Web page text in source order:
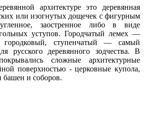
архитектуре это деревянная
или изогнутых дощечек с фигурным
заостренное либо в виде
уступов. Городчатый лемех —
ступенчатый — самый
русского деревянного зодчества. В
сложные архитектурные
поверхностью - церковные купола,
башен и соборов.